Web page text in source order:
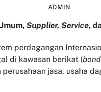
ADMIN
Supplier, Service,
perdagangan
di kawasan berikat (
jasa, usaha